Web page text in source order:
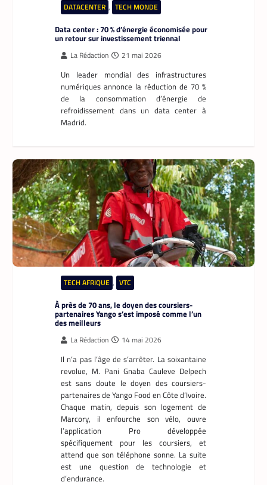
DATACENTER , TECH MONDE
Data center : 70 % d’énergie économisée pour
un retour sur investissement triennal
La Rédaction 21 mai 2026
Un leader mondial des infrastructures
numériques annonce la réduction de 70 %
de la consommation d’énergie de
refroidissement dans un data center à
Madrid.
TECH AFRIQUE , VTC
À près de 70 ans, le doyen des coursiers-
partenaires Yango s’est imposé comme l’un
des meilleurs
La Rédaction 14 mai 2026
Il n’a pas l’âge de s’arrêter. La soixantaine
revolue, M. Pani Gnaba Cauleve Delpech
est sans doute le doyen des coursiers-
partenaires de Yango Food en Côte d’Ivoire.
Chaque matin, depuis son logement de
Marcory, il enfourche son vélo, ouvre
l’application Pro développée
spécifiquement pour les coursiers, et
attend que son téléphone sonne. La suite
est une question de technologie et
d’endurance.